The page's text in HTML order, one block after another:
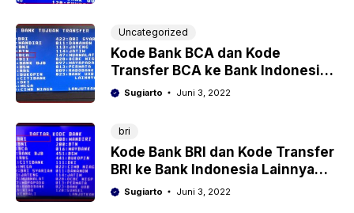
Uncategorized
Kode Bank BCA dan Kode
Transfer BCA ke Bank Indonesia
Lainnya Lengkap
Sugiarto Juni 3, 2022
bri
Kode Bank BRI dan Kode Transfer
BRI ke Bank Indonesia Lainnya
Lengkap
Sugiarto Juni 3, 2022